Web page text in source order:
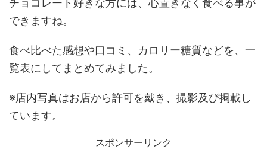
できますね。
食べ比べた感想や口コミ、カロリー糖質などを、一
覧表にしてまとめてみました。
※店内写真はお店から許可を戴き、撮影及び掲載し
ています。
スポンサーリンク